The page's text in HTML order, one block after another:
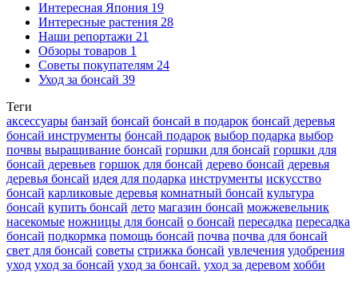
Интересная Япония 19
Интересные растения 28
Наши репортажи 21
Обзоры товаров 1
Советы покупателям 24
Уход за бонсай 39
Теги
аксессуары банзай бонсай бонсай в подарок бонсай деревья
бонсай инструменты бонсай подарок выбор подарка выбор
почвы выращивание бонсай горшки для бонсай горшки для
бонсай деревьев горшок для бонсай дерево бонсай деревья
деревья бонсай идея для подарка инструменты искусство
бонсай карликовые деревья комнатный бонсай культура
бонсай купить бонсай лето магазин бонсай можжевельник
насекомые ножницы для бонсай о бонсай пересадка пересадка
бонсай подкормка помощь бонсай почва почва для бонсай
свет для бонсай советы стрижка бонсай увлечения удобрения
уход уход за бонсай уход за бонсай. уход за деревом хобби